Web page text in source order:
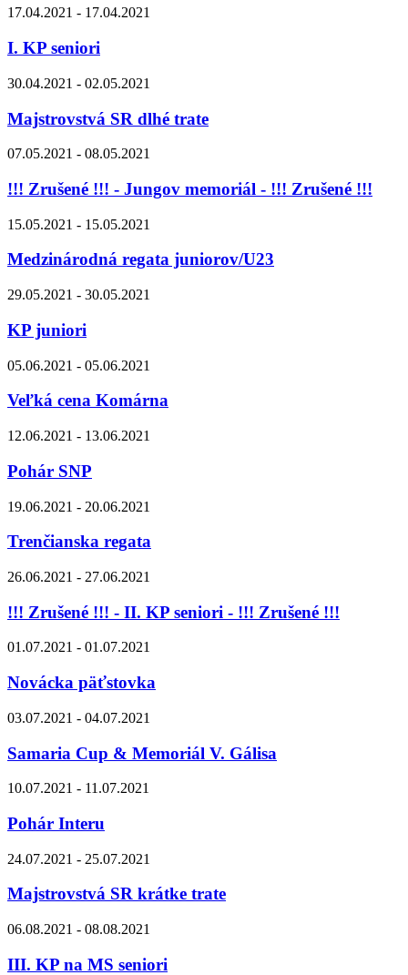
17.04.2021 - 17.04.2021
I. KP seniori
30.04.2021 - 02.05.2021
Majstrovstvá SR dlhé trate
07.05.2021 - 08.05.2021
!!! Zrušené !!! - Jungov memoriál - !!! Zrušené !!!
15.05.2021 - 15.05.2021
Medzinárodná regata juniorov/U23
29.05.2021 - 30.05.2021
KP juniori
05.06.2021 - 05.06.2021
Veľká cena Komárna
12.06.2021 - 13.06.2021
Pohár SNP
19.06.2021 - 20.06.2021
Trenčianska regata
26.06.2021 - 27.06.2021
!!! Zrušené !!! - II. KP seniori - !!! Zrušené !!!
01.07.2021 - 01.07.2021
Novácka päťstovka
03.07.2021 - 04.07.2021
Samaria Cup & Memoriál V. Gálisa
10.07.2021 - 11.07.2021
Pohár Interu
24.07.2021 - 25.07.2021
Majstrovstvá SR krátke trate
06.08.2021 - 08.08.2021
III. KP na MS seniori